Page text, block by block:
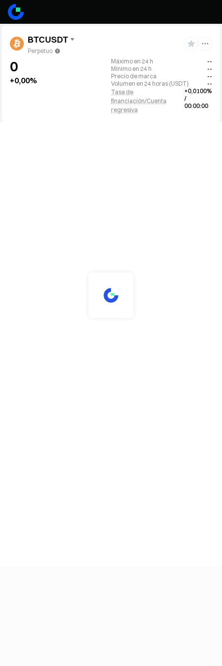
BTCUSDT
Perpetuo
0
+0,00%
Máximo en 24 h
--
Mínimo en 24 h
--
Precio de marca
--
Volumen en 24 horas (USDT)
--
Tasa de
financiación/Cuenta
regresiva
+0,0100%
/
00:00:00